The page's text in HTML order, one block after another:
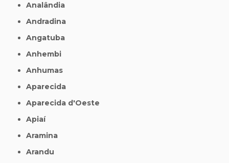
Analândia
Andradina
Angatuba
Anhembi
Anhumas
Aparecida
Aparecida d'Oeste
Apiaí
Aramina
Arandu